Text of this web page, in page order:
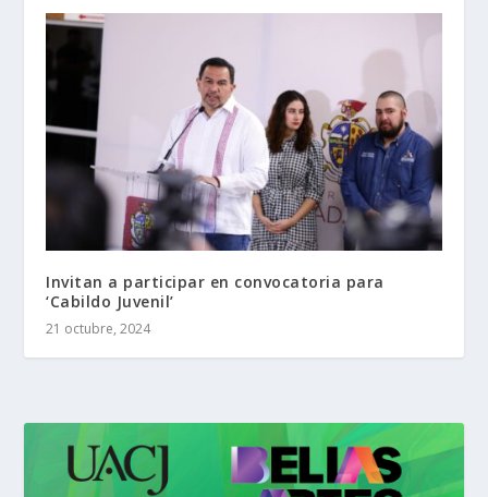
Invitan a participar en convocatoria para
‘Cabildo Juvenil’
21 octubre, 2024